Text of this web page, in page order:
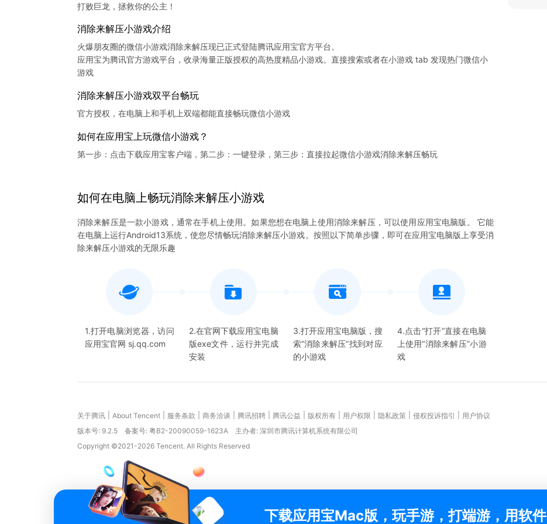
打败巨龙，拯救你的公主！
消除来解压小游戏介绍
火爆朋友圈的微信小游戏消除来解压现已正式登陆腾讯应用宝官方平台。
应用宝为腾讯官方游戏平台，收录海量正版授权的高热度精品小游戏。直接搜索或者在小游戏 tab 发现热门微信小
消除来解压小游戏双平台畅玩
官方授权，在电脑上和手机上双端都能直接畅玩微信小游戏
如何在应用宝上玩微信小游戏？
第一步：点击下载应用宝客户端，第二步：一键登录，第三步：直接拉起微信小游戏消除来解压畅玩
如何在电脑上畅玩消除来解压小游戏
消除来解压是一款小游戏，通常在手机上使用。如果您想在电脑上使用消除来解压，可以使用应用宝电脑版。 它能
在电脑上运行Android13系统，使您尽情畅玩消除来解压小游戏。按照以下简单步骤，即可在应用宝电脑版上享受消
除来解压小游戏的无限乐趣
1.打开电脑浏览器，访问
应用宝官网 sj.qq.com
2.在官网下载应用宝电脑
版exe文件，运行并完成
安装
3.打开应用宝电脑版，搜
索“消除来解压”找到对应
的小游戏
4.点击“打开”直接在电脑
上使用“消除来解压”小游
戏
关于腾讯 About Tencent 服务条款 商务洽谈 腾讯招聘 腾讯公益 版权所有 用户权限 隐私政策 侵权投诉指引
用户协议
版本号: 9.2.5 备案号: 粤B2-20090059-1623A
主办者: 深圳市腾讯计算机系统有限公司
Copyright ©2021-2026 Tencent. All Rights Reserved
下载应用宝Mac版，玩手游，打端游，用软件